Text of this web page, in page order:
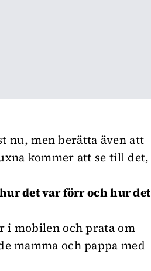
nu, men berätta även att
kommer att se till det,
det var förr och hur det
i mobilen och prata om
mamma och pappa med